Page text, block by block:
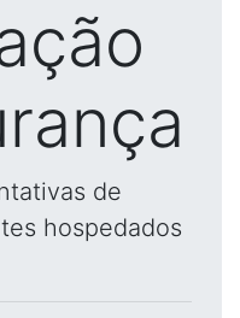
de
hospedados